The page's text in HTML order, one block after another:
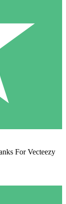
For Vecteezy